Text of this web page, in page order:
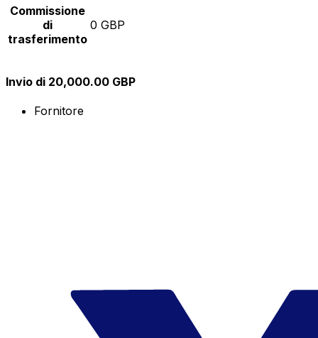
Commissione
di
trasferimento
0 GBP
Invio di 20,000.00 GBP
Fornitore